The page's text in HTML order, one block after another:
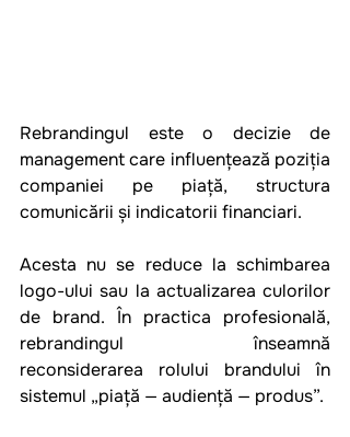
Rebrandingul este o decizie de
management care influențează poziția
companiei pe piață, structura
comunicării și indicatorii financiari.
Acesta nu se reduce la schimbarea
logo-ului sau la actualizarea culorilor
de brand. În practica profesională,
rebrandingul înseamnă
reconsiderarea rolului brandului în
sistemul „piață — audiență — produs”.